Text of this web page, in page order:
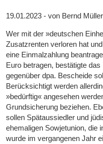
19.01.2023 - von Bernd Müller
Wer mit der »deutschen
Zusatzrenten verloren hat
eine Einmalzahlung
Euro betragen, bestätigte
gegenüber dpa. Bescheide
Berücksichtigt werden
»bedürftig« angesehen
Grundsicherung beziehen.
sollen Spätaussiedler und
ehemaligen Sowjetunion, die
wurde im vergangenen Jahr